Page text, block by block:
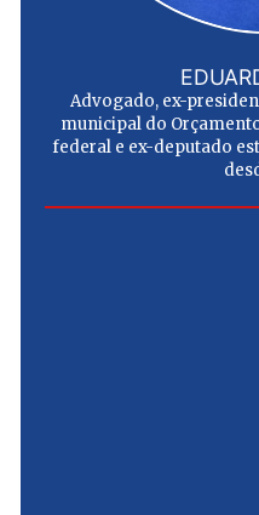
Advogado, ex-
municipal do
federal e ex-deputado